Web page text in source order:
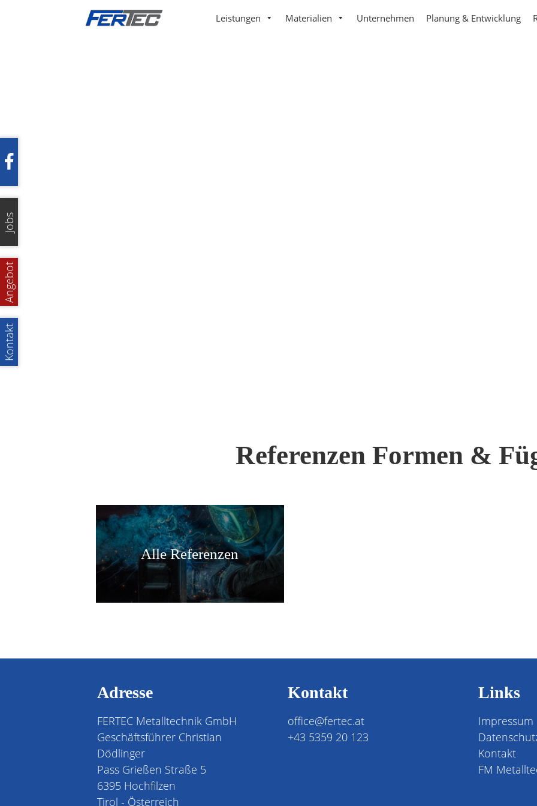
Leistungen Materialien Unternehmen Planung & Entwicklung
Referenzen Formen &
Alle Referenzen
Adresse
FERTEC Metalltechnik GmbH
Geschäftsführer Christian
Dödlinger
Pass Grießen Straße 5
6395 Hochfilzen
Tirol - Österreich
Kontakt
office@fertec.at
+43 5359 20 123
Links
Impressum
Kontakt
FM
Jobs
Angebot
Kontakt